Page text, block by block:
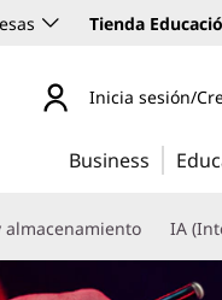
Tienda
Inicia sesión/
Business
almacenamiento IA